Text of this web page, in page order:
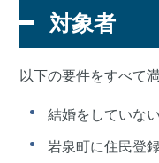
対象者
以下の要件をすべて
結婚をしていな
岩泉町に住民登